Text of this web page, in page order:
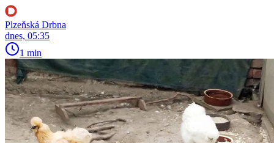
Plzeňská Drbna
dnes, 05:35
1 min